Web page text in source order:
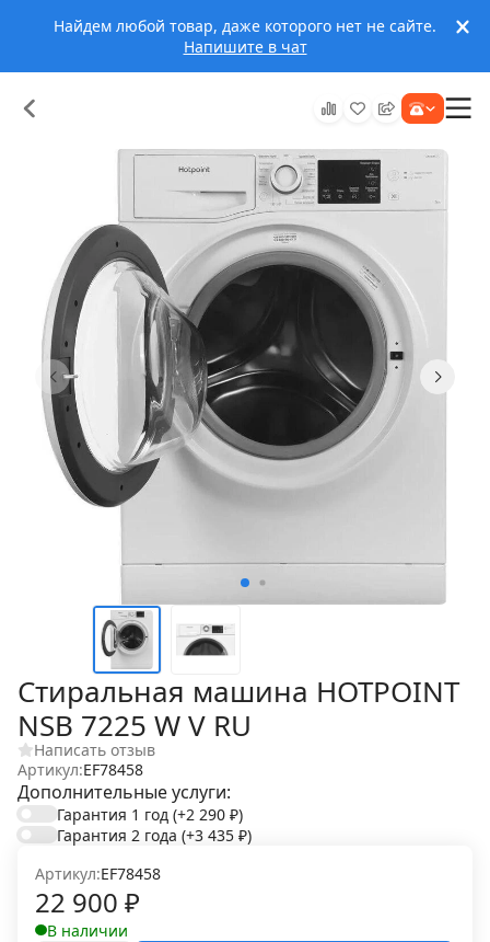
Найдем любой товар, даже которого нет не сайте.
Напишите в чат
Стиральная машина HOTPOINT
NSB 7225 W V RU
Написать отзыв
Артикул:EF78458
Дополнительные услуги:
Гарантия 1 год (+2 290 ₽)
Гарантия 2 года (+3 435 ₽)
Артикул:EF78458
22 900 ₽
В наличии